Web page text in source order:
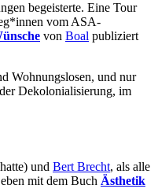
begeisterte. Eine Tour
vom ASA-
von Boal publiziert
Wohnungslosen, und nur
Dekolonialisierung, im
und Bert Brecht, als alle
mit dem Buch Ästhetik